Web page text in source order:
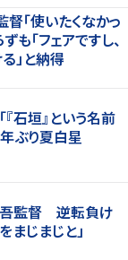
「使いたくなかっ
「フェアですし、
」と納得
石垣』という名前
ぶり夏白星
吾監督 逆転負け
まじまじと」